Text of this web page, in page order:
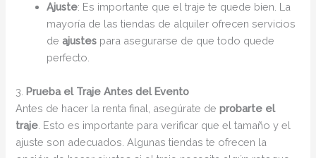
Ajuste: Es importante que el traje te quede bien. La
mayoría de las tiendas de alquiler ofrecen servicios
deajustes para asegurarse de que todo quede
perfecto.
3. Prueba el Traje Antes del Evento
Antes de hacer la renta final, asegúrate deprobarte el
traje . Esto es importante para verificar que el tamaño y el
ajuste son adecuados. Algunas tiendas te ofrecen la